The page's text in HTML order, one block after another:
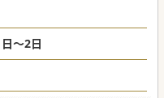
～2日